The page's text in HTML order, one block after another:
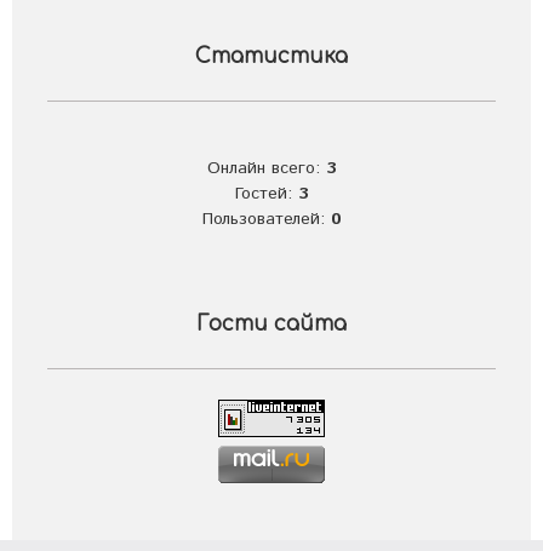
Статистика
Онлайн всего: 3
Гостей: 3
Пользователей: 0
Гости сайта